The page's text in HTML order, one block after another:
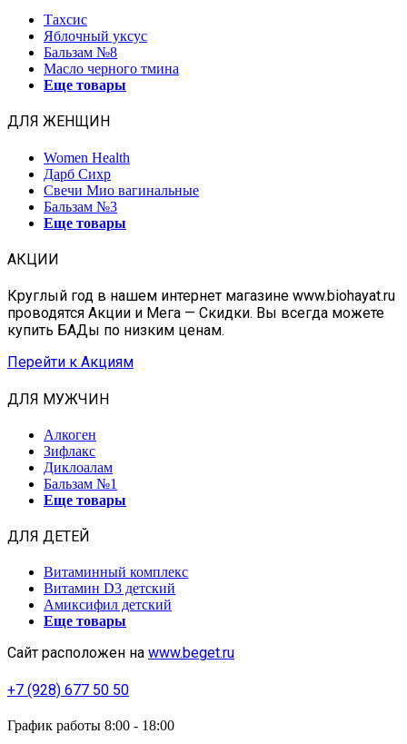
Тахсис
Яблочный уксус
Бальзам №8
Масло черного тмина
Еще товары
ДЛЯ ЖЕНЩИН
Women Health
Дарб Сихр
Свечи Мио вагинальные
Бальзам №3
Еще товары
АКЦИИ
Круглый год в нашем интернет магазине www.biohayat.ru
проводятся Акции и Мега — Скидки. Вы всегда можете
купить БАДы по низким ценам.
Перейти к Акциям
ДЛЯ МУЖЧИН
Алкоген
Зифлакс
Диклоалам
Бальзам №1
Еще товары
ДЛЯ ДЕТЕЙ
Витаминный комплекс
Витамин D3 детский
Амиксифил детский
Еще товары
Сайт расположен на www.beget.ru
+7 (928) 677 50 50
График работы 8:00 - 18:00